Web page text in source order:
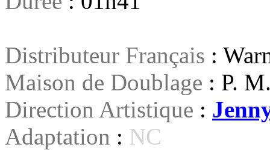
Distributeur Français :
Maison de Doublage : P.
Direction Artistique :
Adaptation : NC